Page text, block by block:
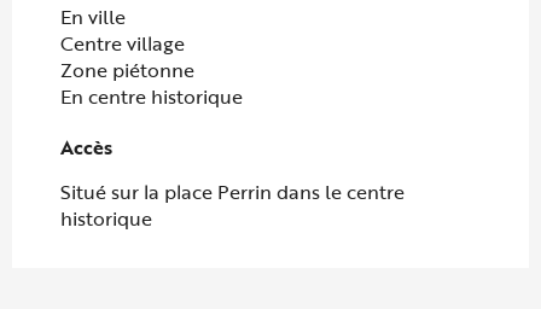
En ville
Centre village
Zone piétonne
En centre historique
Accès
Accès
Situé sur la place Perrin dans le centre
historique